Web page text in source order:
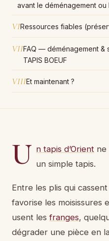
avant le déménagement
VIRessources fiables
VIIFAQ — déménagement &
TAPIS BOEUF
VIIIEt maintenant ?
U n tapis d’Orient ne
un simple tapis.
Entre les plis qui
favorise les moisissures
usent lesfranges,
dégrader une pièce en